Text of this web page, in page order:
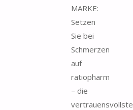
MARKE:
Setzen
Sie bei
Schmerzen
auf
ratiopharm
– die
vertrauensvollste